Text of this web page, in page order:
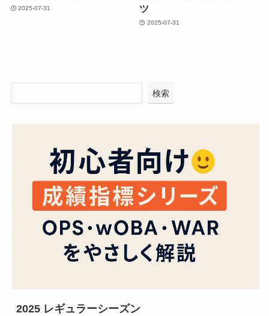
2025-07-31
ツ
2025-07-31
検索
2025 レギュラーシーズン